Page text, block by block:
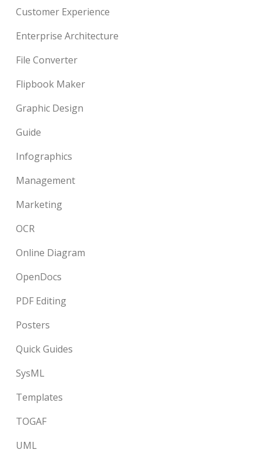
Customer Experience
Enterprise Architecture
File Converter
Flipbook Maker
Graphic Design
Guide
Infographics
Management
Marketing
OCR
Online Diagram
OpenDocs
PDF Editing
Posters
Quick Guides
SysML
Templates
TOGAF
UML